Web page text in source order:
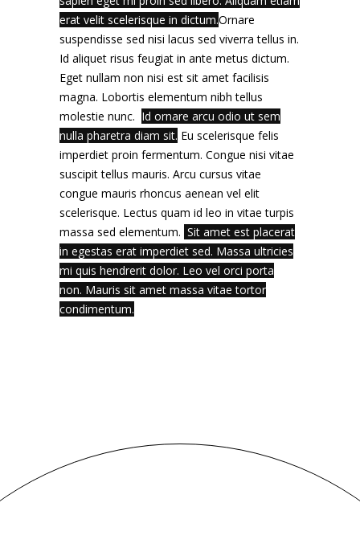
erat velit scelerisque in dictum.Ornare
suspendisse sed nisi lacus sed viverra tellus in.
Id aliquet risus feugiat in ante metus dictum.
Eget nullam non nisi est sit amet facilisis
magna. Lobortis elementum nibh tellus
molestie nunc. Id ornare arcu odio ut sem
nulla pharetra diam sit. Eu scelerisque felis
imperdiet proin fermentum. Congue nisi vitae
suscipit tellus mauris. Arcu cursus vitae
congue mauris rhoncus aenean vel elit
scelerisque. Lectus quam id leo in vitae turpis
massa sed elementum. Sit amet est placerat
in egestas erat imperdiet sed. Massa ultricies
mi quis hendrerit dolor. Leo vel orci porta
non. Mauris sit amet massa vitae tortor
condimentum.